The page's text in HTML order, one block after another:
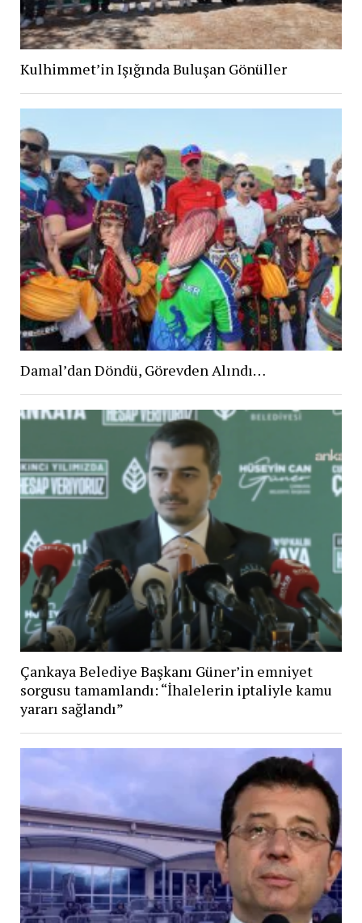
Kulhimmet’in Işığında Buluşan Gönüller
Damal’dan Döndü, Görevden Alındı…
Çankaya Belediye Başkanı Güner’in emniyet
sorgusu tamamlandı: “İhalelerin iptaliyle kamu
yararı sağlandı”